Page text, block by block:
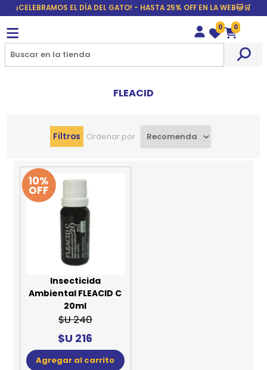
¡CELEBRAMOS EL DÍA DEL GATO! - HASTA 25% OFF EN LA WEB🐱🛒
Wishlist
0
Carrito
0
FLEACID
Filtros Ordenar por
10%
OFF
Insecticida
Ambiental FLEACID C
20ml
$U 240
$U 216
Agregar al carrito